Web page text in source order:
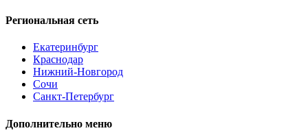
Региональная сеть
Екатеринбург
Краснодар
Нижний-Новгород
Сочи
Санкт-Петербург
Дополнительно меню